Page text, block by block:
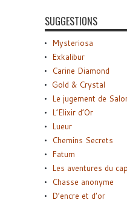
SUGGESTIONS
Mysteriosa
Exkalibur
Carine Diamond
Gold & Crystal
Le jugement de
L’Elixir d’Or
Lueur
Chemins Secrets
Fatum
Les aventures du
Chasse anonyme
D’encre et d’or